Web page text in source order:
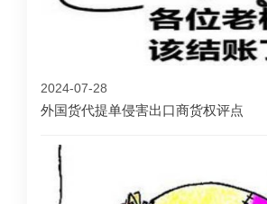
2024-07-28
外国货代提单侵害出口商货权评点